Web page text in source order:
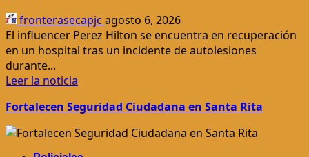
fronterasecapjc agosto 6, 2026
El influencer Perez Hilton se encuentra en recuperación
en un hospital tras un incidente de autolesiones
durante...
Leer la noticia
acerca
de
Perez
Fortalecen Seguridad Ciudadana en Santa Rita